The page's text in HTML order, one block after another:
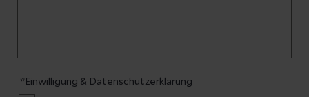
*Einwilligung & Datenschutzerklärung